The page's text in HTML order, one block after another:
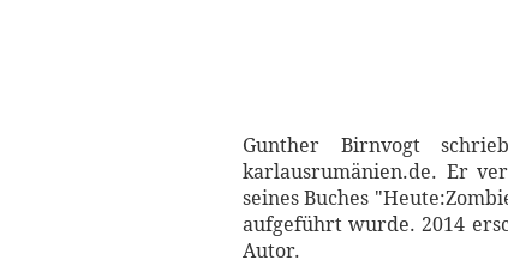
Gunther Birnvogt
karlausrumänien.de. Er
seines Buches
aufgeführt wurde. 2014
Autor.